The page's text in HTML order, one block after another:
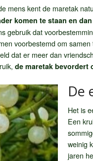
mens kent de maretak
komen te staan en
gebruik dat
voorbestemd om
dat er meer dan
de maretak bevordert
De
Het is
Een
weinig
jaren